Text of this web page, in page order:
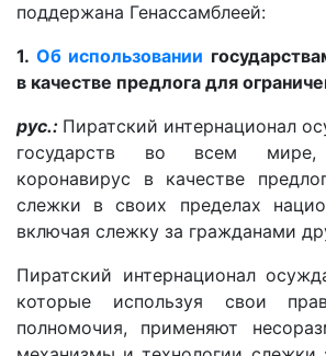
поддержана Генассамблеей:
1. Об использовании
в качестве предлога для
рус.: Пиратский интернационал
государств во всем мире,
коронавирус в качестве
слежки в своих пределах
включая слежку за гражданами
Пиратский интернационал
которые используя свои
полномочия, применяют